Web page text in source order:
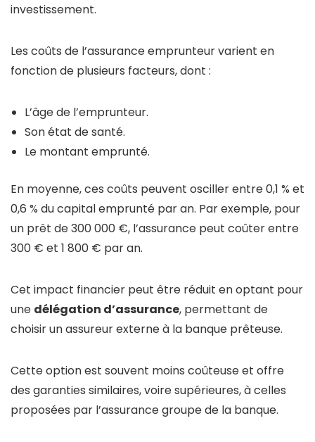
investissement.
Les coûts de l’assurance emprunteur varient en
fonction de plusieurs facteurs, dont :
L’âge de l’emprunteur.
Son état de santé.
Le montant emprunté.
En moyenne, ces coûts peuvent osciller entre 0,1 % et
0,6 % du capital emprunté par an. Par exemple, pour
un prêt de 300 000 €, l’assurance peut coûter entre
300 € et 1 800 € par an.
Cet impact financier peut être réduit en optant pour
une délégation d’assurance, permettant de
choisir un assureur externe à la banque prêteuse.
Cette option est souvent moins coûteuse et offre
des garanties similaires, voire supérieures, à celles
proposées par l’assurance groupe de la banque.